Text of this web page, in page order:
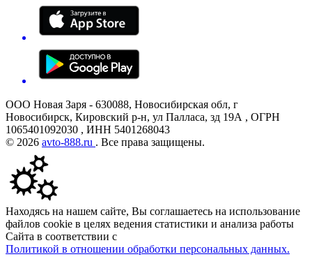
ООО Новая Заря - 630088, Новосибирская обл, г
Новосибирск, Кировский р-н, ул Палласа, зд 19А , ОГРН
1065401092030 , ИНН 5401268043
© 2026 avto-888.ru . Все права защищены.
Находясь на нашем сайте, Вы соглашаетесь на использование
файлов cookie в целях ведения статистики и анализа работы
Сайта в соответствии с
Политикой в отношении обработки персональных данных.